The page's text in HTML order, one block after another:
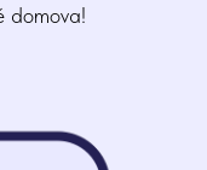
domova!